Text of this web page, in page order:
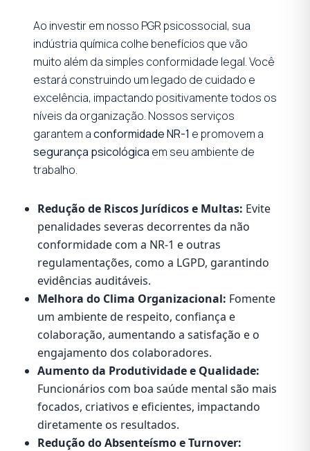
Ao investir em nosso PGR psicossocial, sua
indústria química colhe benefícios que vão
muito além da simples conformidade legal. Você
estará construindo um legado de cuidado e
excelência, impactando positivamente todos os
níveis da organização. Nossos serviços
garantem aconformidade NR-1 e promovem a
segurança psicológica em seu ambiente de
trabalho.
Redução de Riscos Jurídicos e Multas: Evite
penalidades severas decorrentes da não
conformidade com a NR-1 e outras
regulamentações, como a LGPD, garantindo
evidências auditáveis.
Melhora do Clima Organizacional: Fomente
um ambiente de respeito, confiança e
colaboração, aumentando a satisfação e o
engajamento dos colaboradores.
Aumento da Produtividade e Qualidade:
Funcionários com boa saúde mental são mais
focados, criativos e eficientes, impactando
diretamente os resultados.
Redução do Absenteísmo e Turnover: